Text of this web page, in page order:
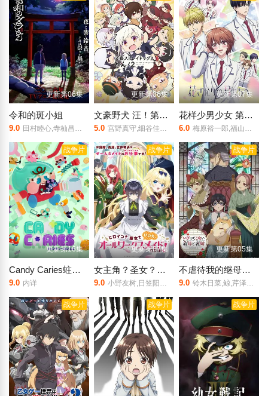
更新第06集
令和的斑小姐
9.0 田村睦心,寺杣昌纪,津田美波,寺泽百花
更新第06集
文豪野犬 汪！第二季
5.0 宫野真守,细谷佳正,樱井孝宏,诸星堇,石田彰,子安武人,森川智之,福山润,梶裕贵,花泽香菜,大塚明夫,小野贤章,植田佳奈,小市真琴,谷山纪章,草尾毅,阿座上洋平,千叶翔也,林勇,上村祐翔
更新第07集
花样少男少女 第二季
6.0 梅原裕一郎,福山润,内山昂辉,八代拓,日野聪,驹田航,川岛零士,夏吉优子,西山宏太朗,山根绮,户谷菊之介,古屋亚南
战争片
更新第16集
Candy Caries蛀在糖糖里
9.0 内详
战争片
更新第07集
女主角？圣女？不，我是杂役女仆（自豪）
9.0 小野友树,日笠阳子,大久保瑠美,堀江瞬,天崎滉平,仲村宗悟,宫本侑芽
战争片
更新第05集
不虐待我的继母与继姐
9.0 铃木日菜,鲸,芹泽优,贯井柚佳,麦穗杏菜,根本京里,内山夕实,市道真央
战争片 战争片 战争片